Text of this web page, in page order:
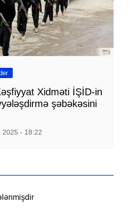
Xidməti İŞİD-in
şəbəkəsini
2025 - 18:22